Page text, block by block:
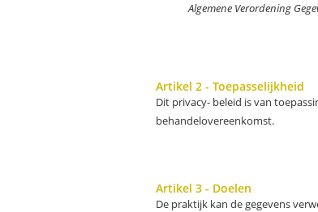
Algemene Verordening
Artikel 2 - Toepasselijkheid
Dit privacy- beleid is van
behandelovereenkomst.
Artikel 3 - Doelen
De praktijk kan de gegevens